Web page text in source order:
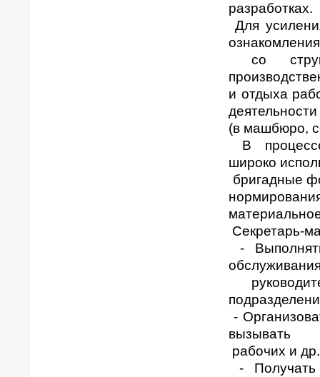
разработках.
Для
со
и отдыха
(в машбюро,
В
широко
бригадные
Секретарь-
-
-
вызывать
рабочих и
- Получать